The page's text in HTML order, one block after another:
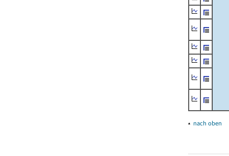
▴ nach oben